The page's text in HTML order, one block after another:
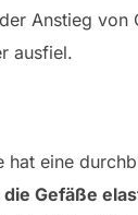
Anstieg von
ausfiel.
hat eine
die Gefäße